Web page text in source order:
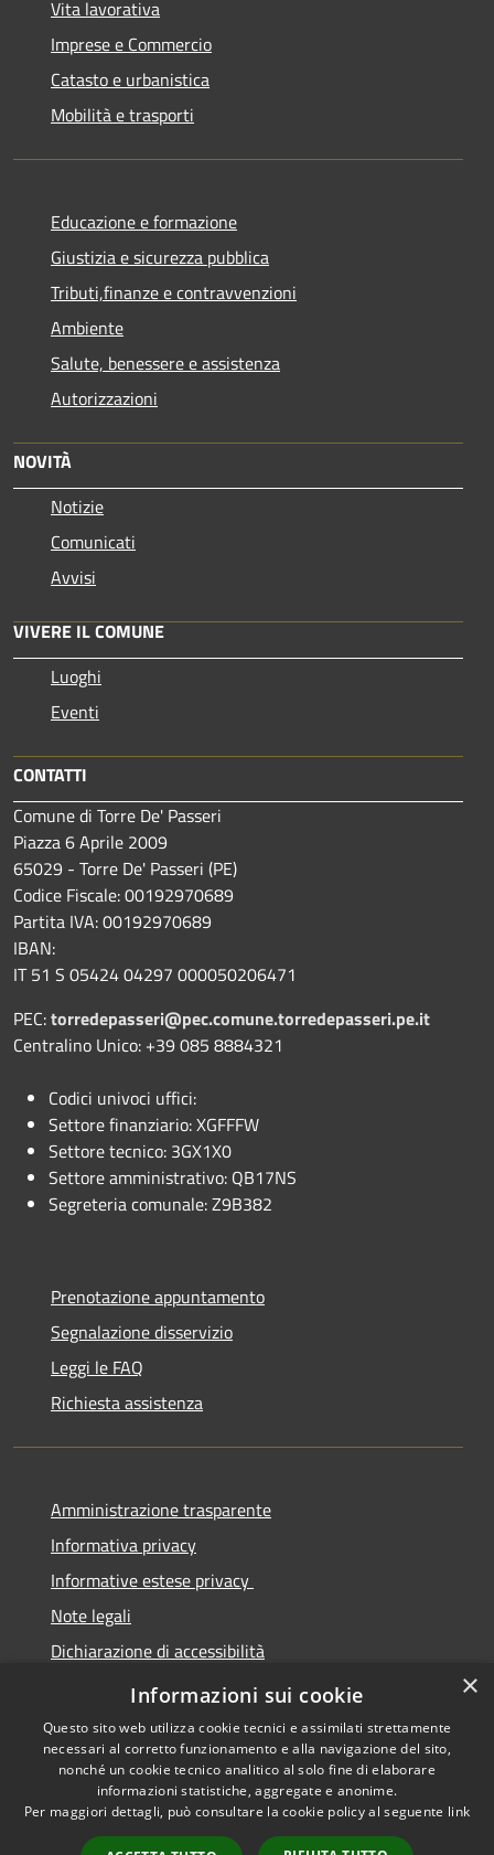
Vita lavorativa
Imprese e Commercio
Catasto e urbanistica
Mobilità e trasporti
Educazione e formazione
Giustizia e sicurezza pubblica
Tributi,finanze e contravvenzioni
Ambiente
Salute, benessere e assistenza
Autorizzazioni
NOVITÀ
Notizie
Comunicati
Avvisi
VIVERE IL COMUNE
Luoghi
Eventi
CONTATTI
Comune di Torre De' Passeri
Piazza 6 Aprile 2009
65029 - Torre De' Passeri (PE)
Codice Fiscale: 00192970689
Partita IVA: 00192970689
IBAN:
IT 51 S 05424 04297 000050206471
PEC:torredepasseri@pec.comune.torredepasseri.pe.it
Centralino Unico: +39 085 8884321
Codici univoci uffici:
Settore finanziario: XGFFFW
Settore tecnico: 3GX1X0
Settore amministrativo: QB17NS
Segreteria comunale: Z9B382
Prenotazione appuntamento
Segnalazione disservizio
Leggi le FAQ
Richiesta assistenza
Amministrazione trasparente
Informativa privacy
Informative estese privacy
Note legali
Dichiarazione di accessibilità
Obbiettivi di Accessibilità
Accessibilità
Copyright © 2026 • Comune di
Torre De' Passeri • Powered by
×
Informazioni sui cookie
Questo sito web utilizza cookie tecnici e assimilati strettamente
necessari al corretto funzionamento e alla navigazione del sito,
nonché un cookie tecnico analitico al solo fine di elaborare
informazioni statistiche, aggregate e anonime.
Per maggiori dettagli, può consultare la cookie policy al seguente link